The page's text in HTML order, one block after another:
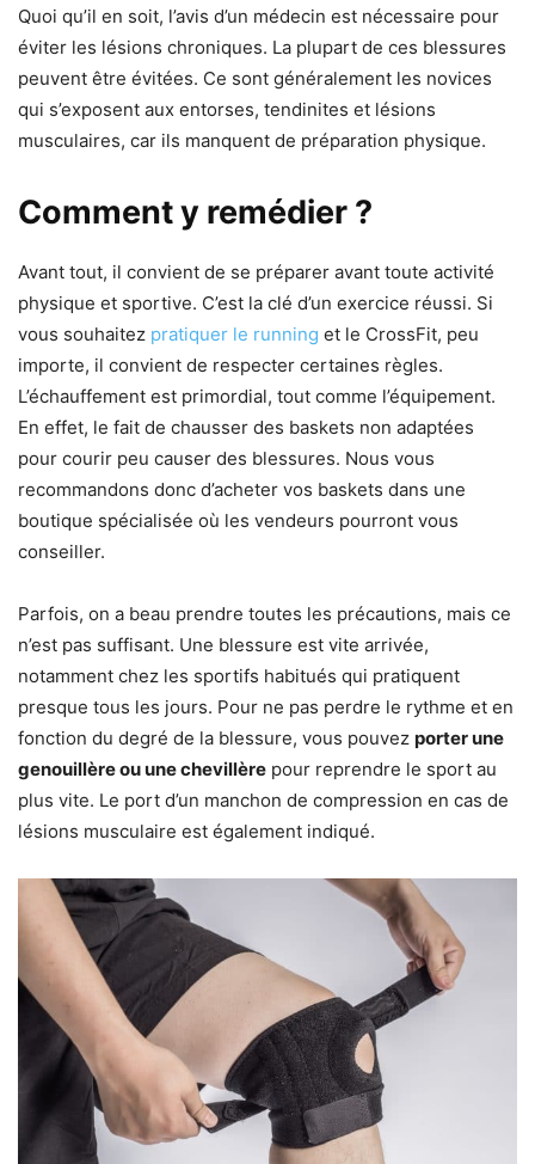
Quoi qu’il en soit, l’avis d’un médecin est nécessaire pour
éviter les lésions chroniques. La plupart de ces blessures
peuvent être évitées. Ce sont généralement les novices
qui s’exposent aux entorses, tendinites et lésions
musculaires, car ils manquent de préparation physique.
Comment y remédier ?
Avant tout, il convient de se préparer avant toute activité
physique et sportive. C’est la clé d’un exercice réussi. Si
vous souhaitez pratiquer le running et le CrossFit, peu
importe, il convient de respecter certaines règles.
L’échauffement est primordial, tout comme l’équipement.
En effet, le fait de chausser des baskets non adaptées
pour courir peu causer des blessures. Nous vous
recommandons donc d’acheter vos baskets dans une
boutique spécialisée où les vendeurs pourront vous
conseiller.
Parfois, on a beau prendre toutes les précautions, mais ce
n’est pas suffisant. Une blessure est vite arrivée,
notamment chez les sportifs habitués qui pratiquent
presque tous les jours. Pour ne pas perdre le rythme et en
fonction du degré de la blessure, vous pouvez porter une
genouillère ou une chevillère pour reprendre le sport au
plus vite. Le port d’un manchon de compression en cas de
lésions musculaire est également indiqué.